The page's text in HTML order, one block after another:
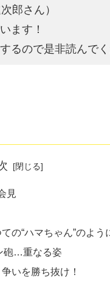
郎さん）
ます！
るので是非読んでく
見
の“ハマちゃん”のよう
砲…重なる姿
いを勝ち抜け！